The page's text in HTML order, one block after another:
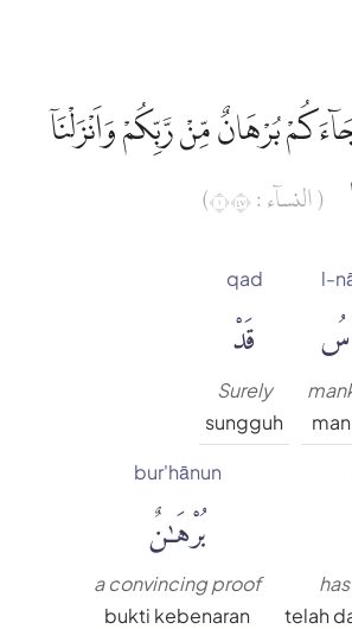
بُرْهَانٌ مِّنْ رَّبِّكُمْ وَاَنْزَلْنَآ
( النساۤء : ١٧٤)
l-
qad
قَدْ
Surely
sungguh
telah
bur'hānun
بُرْهَٰنٌ
a convincing proof
bukti kebenaran